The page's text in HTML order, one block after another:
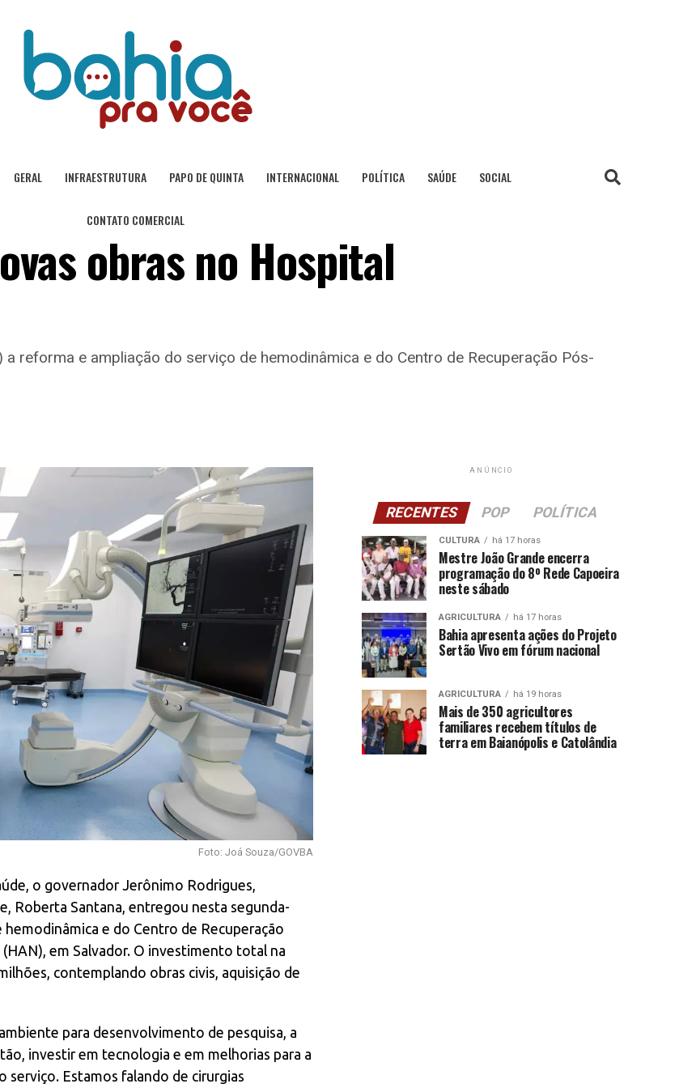
GERAL INFRAESTRUTURA PAPO DE QUINTA INTERNACIONAL POLÍTICA SAÚDE SOCIAL
CONTATO COMERCIAL
obras no Hospital
reforma e ampliação do serviço de hemodinâmica e do Centro de Recuperação Pós-
Foto: Joá Souza/GOVBA
o governador Jerônimo Rodrigues,
Roberta Santana, entregou nesta segunda-
e do Centro de Recuperação
em Salvador. O investimento total na
contemplando obras civis, aquisição de
para desenvolvimento de pesquisa, a
investir em tecnologia e em melhorias para a
serviço. Estamos falando de cirurgias
ANÚNCIO
RECENTES POP POLÍTICA
CULTURA há 17 horas
Mestre João Grande encerra
programação do 8º Rede Capoeira
neste sábado
AGRICULTURA há 17 horas
Bahia apresenta ações do Projeto
Sertão Vivo em fórum nacional
AGRICULTURA há 19 horas
Mais de 350 agricultores
familiares recebem títulos de
terra em Baianópolis e Catolândia